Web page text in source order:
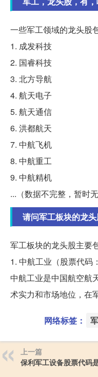
一些军工领域的龙头股
1. 成发科技
2. 国睿科技
3. 北方导航
4. 航天电子
5. 航天通信
6. 洪都航天
7. 中航飞机
8. 中航重工
9. 中航精机
...（数据不完整，暂时
请问军工板块的龙
军工板块的龙头股主要
1. 中航工业（股票代码
中航工业是中国航空航
术实力和市场地位，在
网络标签：
上一篇
保利军工设备股票代码